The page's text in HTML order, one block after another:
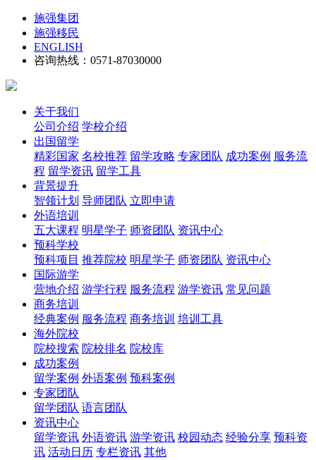
施强集团
施强移民
ENGLISH
咨询热线：0571-87030000
关于我们
公司介绍 学校介绍
出国留学
精彩国家 名校推荐 留学攻略 专家团队 成功案例 服务流
程 留学资讯 留学工具
背景提升
智领计划 导师团队 立即申请
外语培训
五大课程 明星学子 师资团队 资讯中心
预科学校
预科项目 推荐院校 明星学子 师资团队 资讯中心
国际游学
营地介绍 游学行程 服务流程 游学资讯 常见问题
商务培训
经典案例 服务流程 商务培训 培训工具
海外院校
院校搜索 院校排名 院校库
成功案例
留学案例 外语案例 预科案例
专家团队
留学团队 语言团队
资讯中心
留学资讯 外语资讯 游学资讯 校园动态 经验分享 预科资
讯 活动日历 专栏资讯 其他